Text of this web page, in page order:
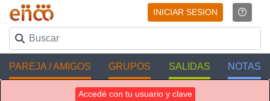
INICIAR SESION
PAREJA / AMIGOS GRUPOS SALIDAS NOTAS
Accedé con tu usuario y clave